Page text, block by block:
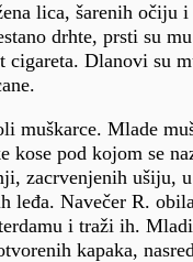
lica, šarenih očiju
drhte, prsti su
cigareta. Dlanovi su
muškarce. Mlade
kose pod kojom se
zacrvenjenih ušiju,
leđa. Navečer R.
i traži ih.
kapaka,